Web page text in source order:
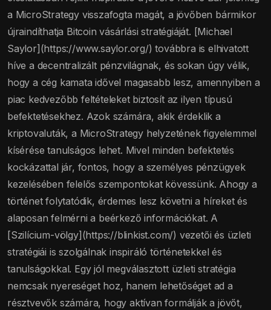
a MicroStrategy visszafogta magát, a jövőben bármikor
újraindíthatja Bitcoin vásárlási stratégiáját. [Michael
Saylor](https://www.saylor.org/) továbbra is elhivatott
híve a decentralizált pénzvilágnak, és sokan úgy vélik,
hogy a cég kamata idővel magasabb lesz, amennyiben a
piac kedvezőbb feltételeket biztosít az ilyen típusú
befektetésekhez. Azok számára, akik érdeklik a
kriptovaluták, a MicroStrategy helyzetének figyelemmel
kísérése tanulságos lehet. Mivel minden befektetés
kockázattal jár, fontos, hogy a személyes pénzügyek
kezelésében felelős szempontokat kövessünk. Ahogy a
történet folytatódik, érdemes lesz követni a híreket és
alaposan felmérni a beérkező információkat. A
[Szilícium-völgy](https://blinkist.com/) vezetői és üzleti
stratégiái is szolgálnak inspiráló történetekkel és
tanulságokkal. Egy jól megválasztott üzleti stratégia
nemcsak nyereséget hoz, hanem lehetőséget ad a
résztvevők számára, hogy aktívan formálják a jövőt,